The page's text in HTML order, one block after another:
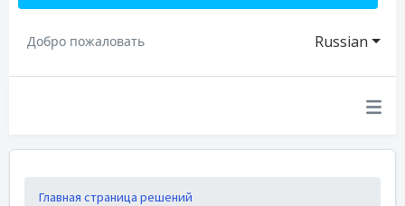
Russian
Добро пожаловать
Главная страница решений